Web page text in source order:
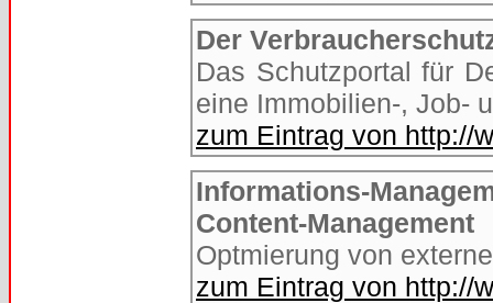
Der
Das Schutzportal für
eine Immobilien-, Job-
zum Eintrag von http://
Informations-
Content-Management
Optmierung von
zum Eintrag von http://